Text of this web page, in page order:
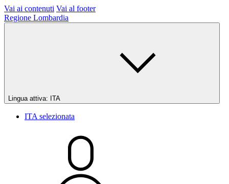
Vai ai contenuti Vai al footer
Regione Lombardia
Lingua attiva: ITA
ITA selezionata